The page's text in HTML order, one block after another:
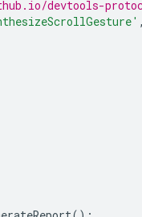
devtools-